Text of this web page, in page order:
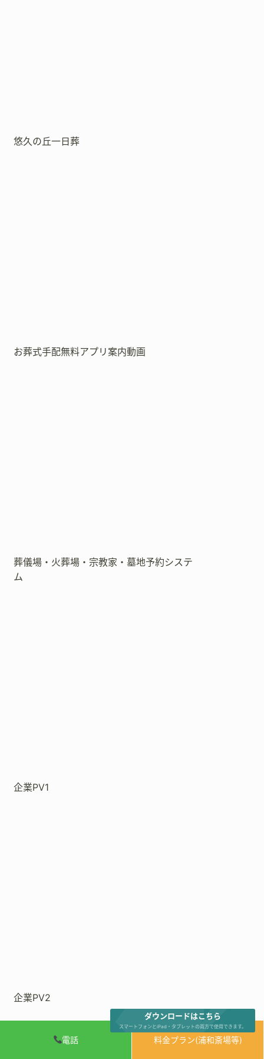
電話 料金プラン(浦和斎場等)
悠久の丘一日葬
お葬式手配無料アプリ案内動画
葬儀場・火葬場・宗教家・墓地予約システ
ム
企業PV1
企業PV2
ダウンロードはこちら
スマートフォンとiPad・タブレットの両方で使用できます。